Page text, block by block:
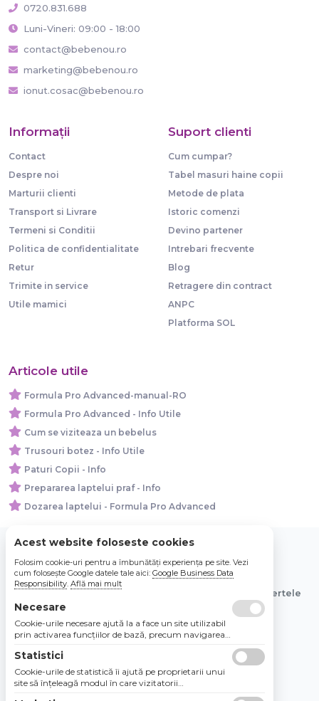
0720.831.688
Luni-Vineri: 09:00 - 18:00
contact@bebenou.ro
marketing@bebenou.ro
ionut.cosac@bebenou.ro
Informaţii
Contact
Despre noi
Marturii clienti
Transport si Livrare
Termeni si Conditii
Politica de confidentialitate
Retur
Trimite in service
Utile mamici
Suport clienti
Cum cumpar?
Tabel masuri haine copii
Metode de plata
Istoric comenzi
Devino partener
Intrebari frecvente
Blog
Retragere din contract
ANPC
Platforma SOL
Articole utile
Formula Pro Advanced-manual-RO
Formula Pro Advanced - Info Utile
Cum se viziteaza un bebelus
Trusouri botez - Info Utile
Paturi Copii - Info
Prepararea laptelui praf - Info
Dozarea laptelui - Formula Pro Advanced
© 2026 Bebe Nou Online Store SRL
Toate preturile sunt exprimate in lei si includ tva. Ofertele
sunt valabile in limita stocului disponibil.
Acest website foloseste cookies
Folosim cookie-uri pentru a îmbunătăți experiența pe site. Vezi
cum folosește Google datele tale aici: Google Business Data
Responsibility. Află mai mult
Necesare
Cookie-urile necesare ajută la a face un site utilizabil
prin activarea funcţiilor de bază, precum navigarea
Site-ul nu poate funcţiona corespunzător fără aceste
cookie-uri.
Statistici
Cookie-urile de statistică îi ajută pe proprietarii unui
site să înţeleagă modul în care vizitatorii